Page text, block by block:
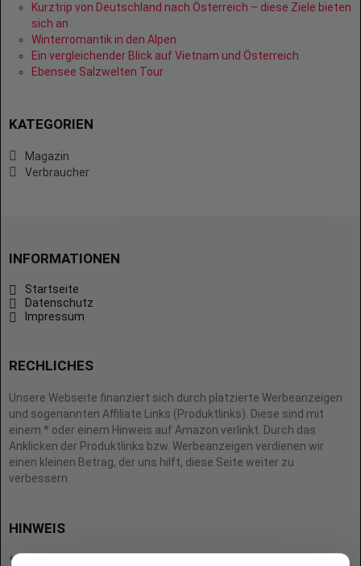
Kurztrip von Deutschland nach Österreich – diese Ziele bieten
sich an
Winterromantik in den Alpen
Ein vergleichender Blick auf Vietnam und Österreich
Ebensee Salzwelten Tour
KATEGORIEN
Magazin
Verbraucher
INFORMATIONEN
Startseite
Datenschutz
Impressum
RECHLICHES
Unsere Webseite finanziert sich durch platzierte Werbeanzeigen
und sogenannten Affiliate Links (Produktlinks). Diese sind mit
einem * oder einem Hinweis auf Amazon verlinkt. Durch das
Anklicken der Produktlinks bzw. Werbeanzeigen verdienen wir
einen kleinen Betrag, der uns hilft, diese Seite weiter zu
verbessern.
HINWEIS
* = Afilliate-Link (=Werbung)